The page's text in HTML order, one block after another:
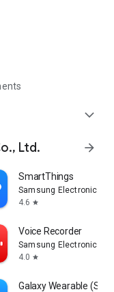
expand_more
Ltd. arrow_forward
SmartThings
Samsung Electronics
4.6 star
Voice Recorder
Samsung Electronics
4.0 star
Galaxy Wearable